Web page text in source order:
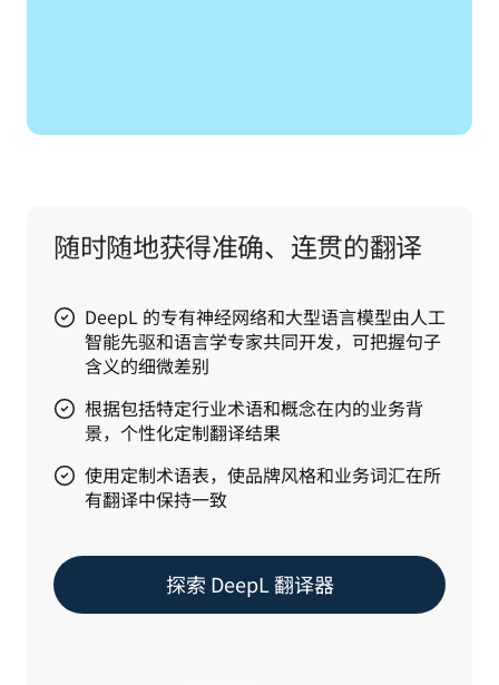
随时随地获得准确、连贯的翻译
DeepL 的专有神经网络和大型语言模型由人工
智能先驱和语言学专家共同开发，可把握句子
含义的细微差别
根据包括特定行业术语和概念在内的业务背
景，个性化定制翻译结果
使用定制术语表，使品牌风格和业务词汇在所
有翻译中保持一致
探索 DeepL 翻译器